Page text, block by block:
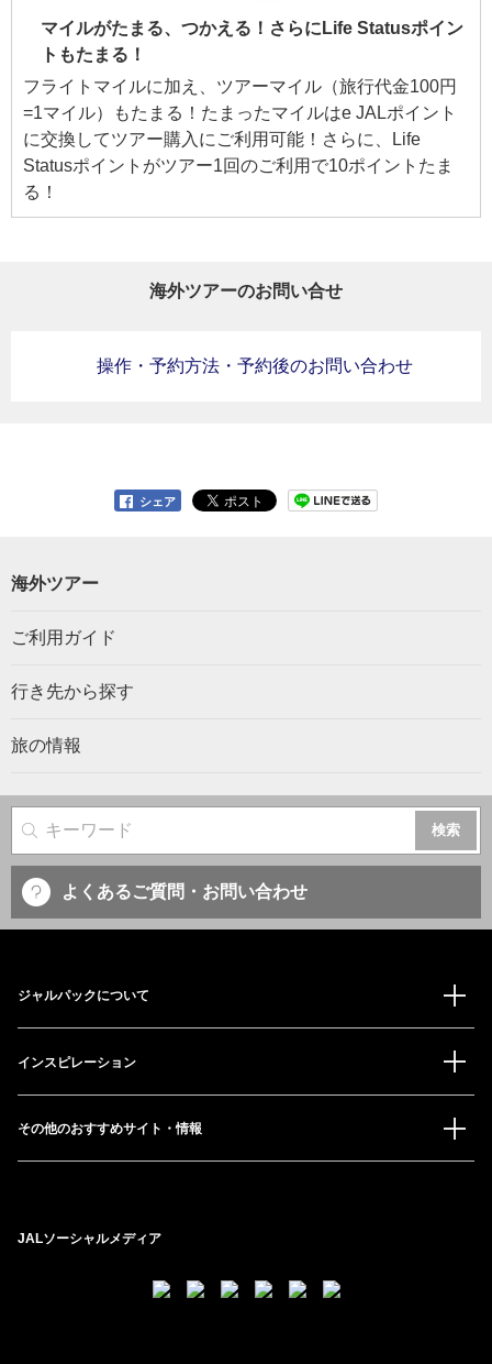
マイルがたまる、つかえる！さらにLife Statusポイン
トもたまる！
フライトマイルに加え、ツアーマイル（旅行代金100円
=1マイル）もたまる！たまったマイルはe JALポイント
に交換してツアー購入にご利用可能！さらに、Life
Statusポイントがツアー1回のご利用で10ポイントたま
る！
海外ツアーのお問い合せ
操作・予約方法・予約後のお問い合わせ
シェア
海外ツアー
ご利用ガイド
行き先から探す
旅の情報
サイト内検索
よくあるご質問・お問い合わせ
ジャルパックについて
インスピレーション
その他のおすすめサイト・情報
JALソーシャルメディア